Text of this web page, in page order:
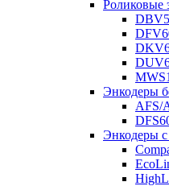
Роликовые
Энкодеры
AFS/
Энкодеры